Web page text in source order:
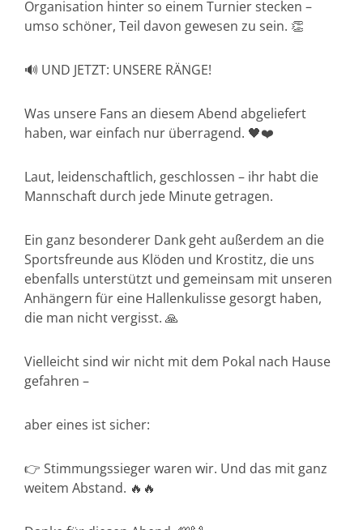
Organisation hinter so einem Turnier stecken –
umso schöner, Teil davon gewesen zu sein. 👏
🔊 UND JETZT: UNSERE RÄNGE!
Was unsere Fans an diesem Abend abgeliefert
haben, war einfach nur überragend. 🖤❤️
Laut, leidenschaftlich, geschlossen – ihr habt die
Mannschaft durch jede Minute getragen.
Ein ganz besonderer Dank geht außerdem an die
Sportsfreunde aus Klöden und Krostitz, die uns
ebenfalls unterstützt und gemeinsam mit unseren
Anhängern für eine Hallenkulisse gesorgt haben,
die man nicht vergisst. 🙏
Vielleicht sind wir nicht mit dem Pokal nach Hause
gefahren –
aber eines ist sicher:
👉 Stimmungssieger waren wir. Und das mit ganz
weitem Abstand. 🔥🔥